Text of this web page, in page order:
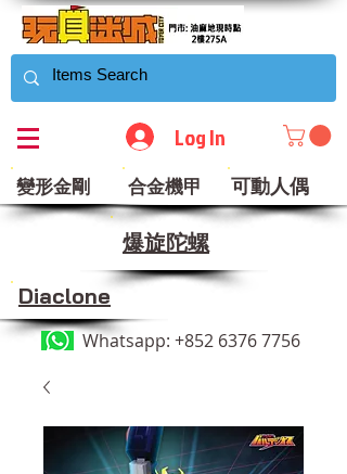
Log In
變形金剛 合金機甲 可動人偶
​爆旋陀螺
Diaclone
Whatsapp: +852 6376 7756